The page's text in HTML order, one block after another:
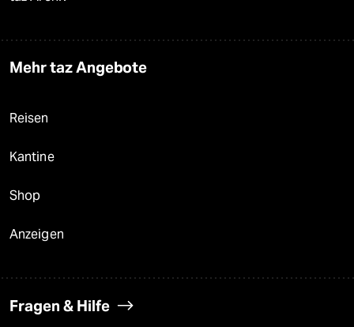
Mehr taz Angebote
Reisen
Kantine
Shop
Anzeigen
Fragen & Hilfe